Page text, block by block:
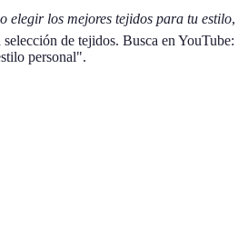
elegir los mejores tejidos para tu estilo,
de tejidos. Busca en YouTube:
personal".